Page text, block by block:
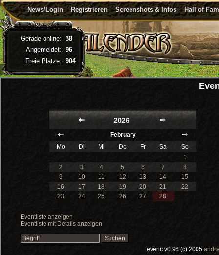
News/Login Registrieren Screenshots & Infos Hall of
2026
February
Mo
Di Mi Do Fr Sa
So
1
2
3 4 5 6 7
8
9
10 11 12 13 14
15
16
17 18 19 20 21
22
23
24 25 26 27 28
Eventliste anzeigen
Eventliste mit Details anzeigen
evenc v0.96 (c) 2005
Gerade online: 38
Angemeldet: 96
Freie Plätze: 904